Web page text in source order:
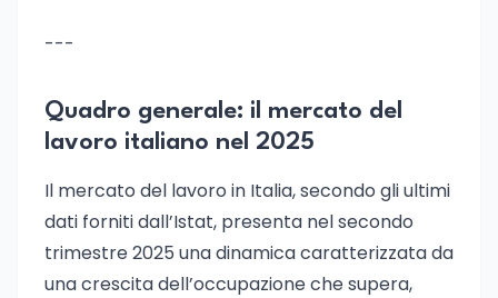
---
Quadro generale: il mercato del
lavoro italiano nel 2025
Il mercato del lavoro in Italia, secondo gli ultimi
dati forniti dall’Istat, presenta nel secondo
trimestre 2025 una dinamica caratterizzata da
una crescita dell’occupazione che supera,